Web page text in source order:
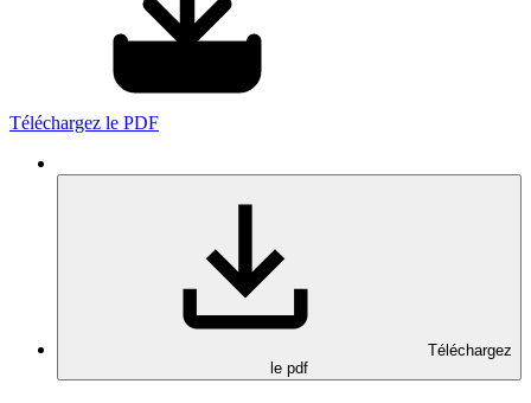
Téléchargez le PDF
Téléchargez
le pdf